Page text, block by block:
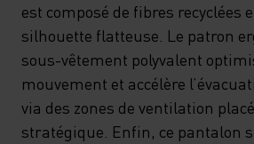
est composé de fibres recyclées
silhouette flatteuse. Le patron
sous-vêtement polyvalent
mouvement et accélère
via des zones de ventilation
stratégique. Enfin, ce pantalon